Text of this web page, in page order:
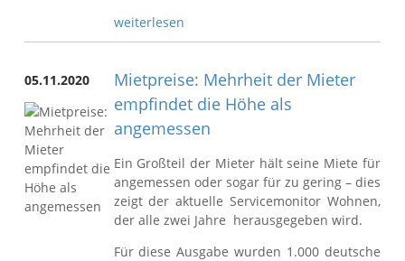
weiterlesen
05.11.2020
Mietpreise: Mehrheit der Mieter
empfindet die Höhe als
angemessen
Ein Großteil der Mieter hält seine Miete für
angemessen oder sogar für zu gering – dies
zeigt der aktuelle Servicemonitor Wohnen,
der alle zwei Jahre herausgegeben wird.
Für diese Ausgabe wurden 1.000 deutsche